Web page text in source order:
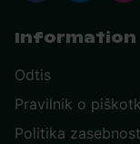
Information
Odtis
Pravilnik o
Politika